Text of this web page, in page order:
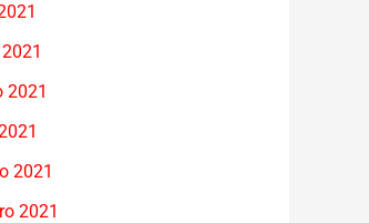
2021
2021
2021